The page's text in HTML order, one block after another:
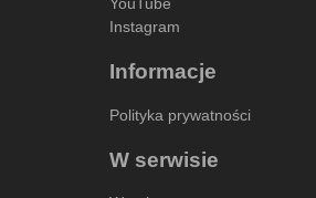
YouTube
Instagram
Informacje
Polityka prywatności
W serwisie